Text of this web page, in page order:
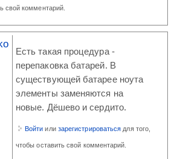
свой комментарий.
Есть такая процедура -
перепаковка батарей. В
существующей батарее ноута
элементы заменяются на
новые. Дёшево и сердито.
Войти или зарегистрироваться для того,
чтобы оставить свой комментарий.